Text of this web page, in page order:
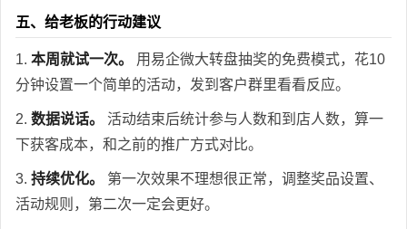
五、给老板的行动建议
1. 本周就试一次。
用易企微大转盘抽奖的免费模式，花10
分钟设置一个简单的活动，发到客户群里看看反应。
2. 数据说话。
活动结束后统计参与人数和到店人数，算一
下获客成本，和之前的推广方式对比。
3. 持续优化。
第一次效果不理想很正常，调整奖品设置、
活动规则，第二次一定会更好。